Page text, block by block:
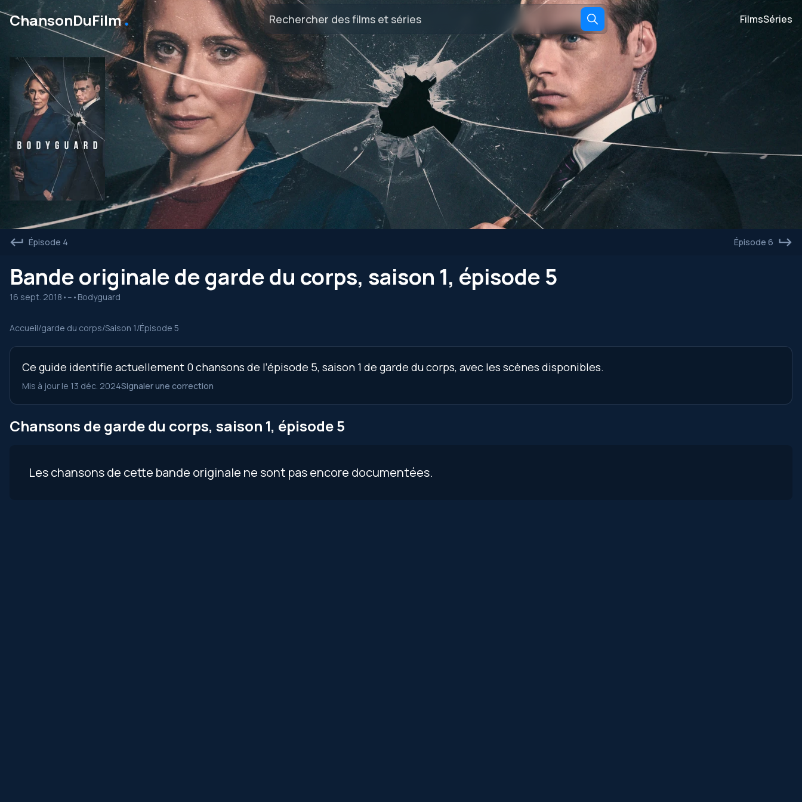
ChansonDuFilm․ FilmsSéries
Épisode 4 Épisode 6
Bande originale de garde du corps, saison 1, épisode 5
16 sept. 2018 • -- • Bodyguard
Accueil/garde du corps/Saison 1/Épisode 5
Ce guide identifie actuellement 0 chansons de l’épisode 5, saison 1 de garde du corps, avec les scènes disponibles.
Mis à jour le 13 déc. 2024Signaler une correction
Chansons de garde du corps, saison 1, épisode 5
Les chansons de cette bande originale ne sont pas encore documentées.